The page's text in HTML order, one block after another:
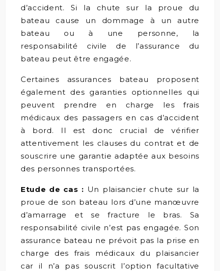
d’accident. Si la chute sur la proue du
bateau cause un dommage à un autre
bateau ou à une personne, la
responsabilité civile de l’assurance du
bateau peut être engagée.
Certaines assurances bateau proposent
également des garanties optionnelles qui
peuvent prendre en charge les frais
médicaux des passagers en cas d’accident
à bord. Il est donc crucial de vérifier
attentivement les clauses du contrat et de
souscrire une garantie adaptée aux besoins
des personnes transportées.
Etude de cas : Un plaisancier chute sur la
proue de son bateau lors d’une manœuvre
d’amarrage et se fracture le bras. Sa
responsabilité civile n’est pas engagée. Son
assurance bateau ne prévoit pas la prise en
charge des frais médicaux du plaisancier
car il n’a pas souscrit l’option facultative